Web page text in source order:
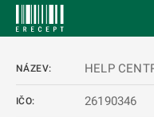
NÁZEV: HELP
IČO: 26190346